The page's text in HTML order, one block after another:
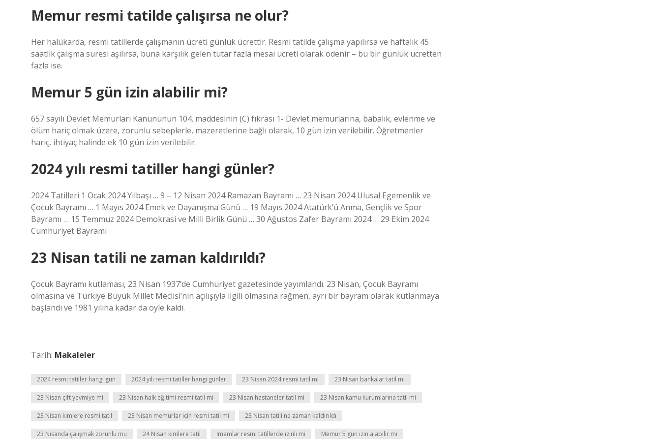
Memur resmi tatilde çalışırsa ne olur?
Her halükarda, resmi tatillerde çalışmanın ücreti günlük ücrettir. Resmi tatilde çalışma yapılırsa ve haftalık 45
saatlik çalışma süresi aşılırsa, buna karşılık gelen tutar fazla mesai ücreti olarak ödenir – bu bir günlük ücretten
fazla ise.
Memur 5 gün izin alabilir mi?
657 sayılı Devlet Memurları Kanununun 104. maddesinin (C) fıkrası 1- Devlet memurlarına, babalık, evlenme ve
ölüm hariç olmak üzere, zorunlu sebeplerle, mazeretlerine bağlı olarak, 10 gün izin verilebilir. Öğretmenler
hariç, ihtiyaç halinde ek 10 gün izin verilebilir.
2024 yılı resmi tatiller hangi günler?
2024 Tatilleri 1 Ocak 2024 Yılbaşı … 9 – 12 Nisan 2024 Ramazan Bayramı … 23 Nisan 2024 Ulusal Egemenlik ve
Çocuk Bayramı … 1 Mayıs 2024 Emek ve Dayanışma Günü … 19 Mayıs 2024 Atatürk’ü Anma, Gençlik ve Spor
Bayramı … 15 Temmuz 2024 Demokrasi ve Milli Birlik Günü … 30 Ağustos Zafer Bayramı 2024 … 29 Ekim 2024
Cumhuriyet Bayramı
23 Nisan tatili ne zaman kaldırıldı?
Çocuk Bayramı kutlaması, 23 Nisan 1937’de Cumhuriyet gazetesinde yayımlandı. 23 Nisan, Çocuk Bayramı
olmasına ve Türkiye Büyük Millet Meclisi’nin açılışıyla ilgili olmasına rağmen, ayrı bir bayram olarak kutlanmaya
başlandı ve 1981 yılına kadar da öyle kaldı.
Tarih: Makaleler
2024 resmi tatiller hangi gün 2024 yılı resmi tatiller hangi günler 23 Nisan 2024 resmi tatil mi 23 Nisan bankalar tatil mi
23 Nisan çift yevmiye mi 23 Nisan halk eğitimi resmi tatil mi 23 Nisan hastaneler tatil mi 23 Nisan kamu kurumlarına tatil mi
23 Nisan kimlere resmi tatil 23 Nisan memurlar için resmi tatil mi 23 Nisan tatili ne zaman kaldırıldı
23 Nisanda çalışmak zorunlu mu 24 Nisan kimlere tatil İmamlar resmi tatillerde izinli mi Memur 5 gün izin alabilir mi